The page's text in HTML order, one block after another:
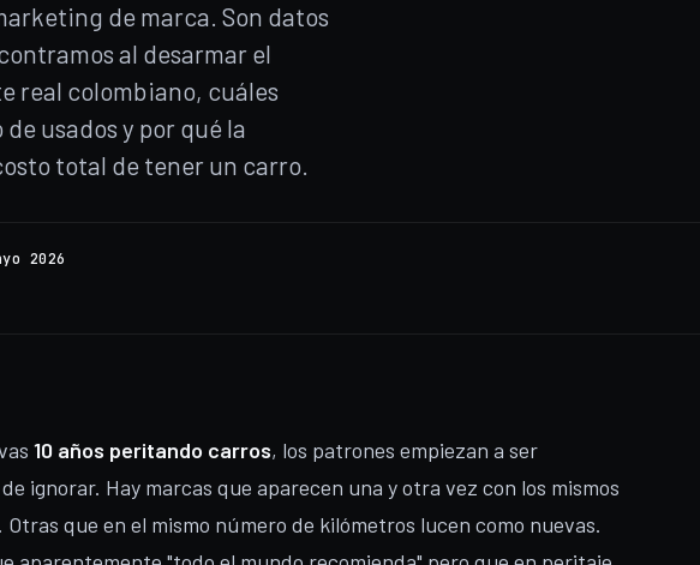
de marca. Son datos
al desarmar el
real colombiano, cuáles
usados y por qué la
total de tener un carro.
2026
10 años peritando carros, los patrones empiezan a ser
ignorar. Hay marcas que aparecen una y otra vez con los mismos
Otras que en el mismo número de kilómetros lucen como nuevas.